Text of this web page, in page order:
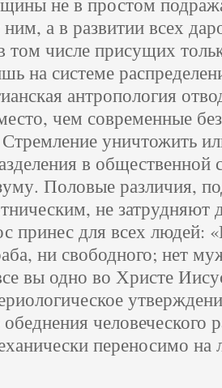
а в развитии всех
том числе присущих
на системе
антропология
чем современные
Стремление уничтожить
в общественной
Половые различия,
не затрудняют
принес для всех людей:
ни свободного; нет
вы одно во Христе
человеческого
переносимо